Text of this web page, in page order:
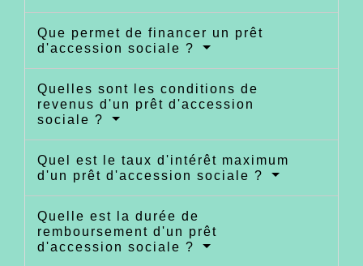
Que permet de financer un prêt
d'accession sociale ?
Quelles sont les conditions de
revenus d'un prêt d'accession
sociale ?
Quel est le taux d'intérêt maximum
d'un prêt d'accession sociale ?
Quelle est la durée de
remboursement d'un prêt
d'accession sociale ?